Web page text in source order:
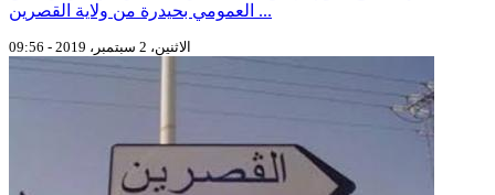
العمومي بحيدرة من ولاية القصرين ...
الاثنين، 2 سبتمبر، 2019 - 09:56